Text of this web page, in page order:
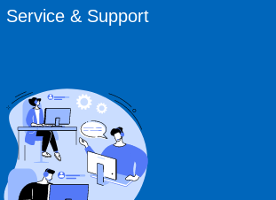
Service & Support